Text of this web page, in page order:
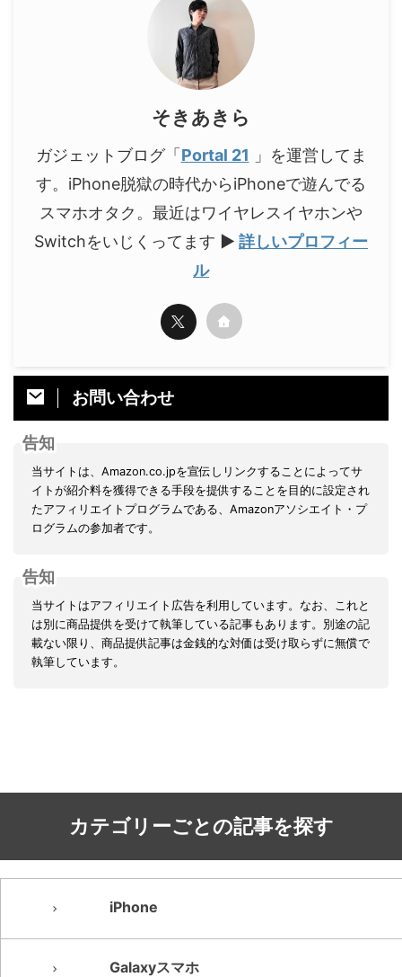
そきあきら
ガジェットブログ「 Portal 21 」を運営してま
す。iPhone脱獄の時代からiPhoneで遊んでる
スマホオタク。最近はワイヤレスイヤホンや
Switchをいじくってます ▶ 詳しいプロフィー
ル
お問い合わせ
告知
当サイトは、Amazon.co.jpを宣伝しリンクすることによってサ
イトが紹介料を獲得できる手段を提供することを目的に設定され
たアフィリエイトプログラムである、Amazonアソシエイト・プ
ログラムの参加者です。
告知
当サイトはアフィリエイト広告を利用しています。なお、これと
は別に商品提供を受けて執筆している記事もあります。別途の記
載ない限り、商品提供記事は金銭的な対価は受け取らずに無償で
執筆しています。
カテゴリーごとの記事を探す
iPhone
Galaxyスマホ